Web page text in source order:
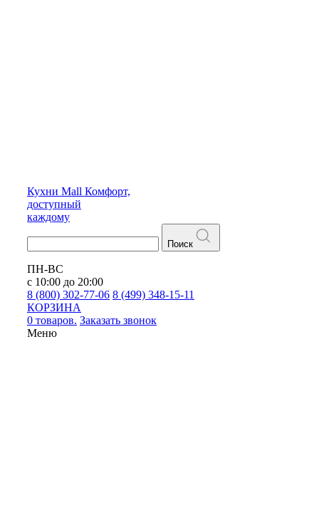
Кухни Mall Комфорт,
доступный
каждому
Поиск
ПН-ВС
с 10:00 до 20:00
8 (800) 302-77-06 8 (499) 348-15-11
КОРЗИНА
0 товаров. Заказать звонок
Меню